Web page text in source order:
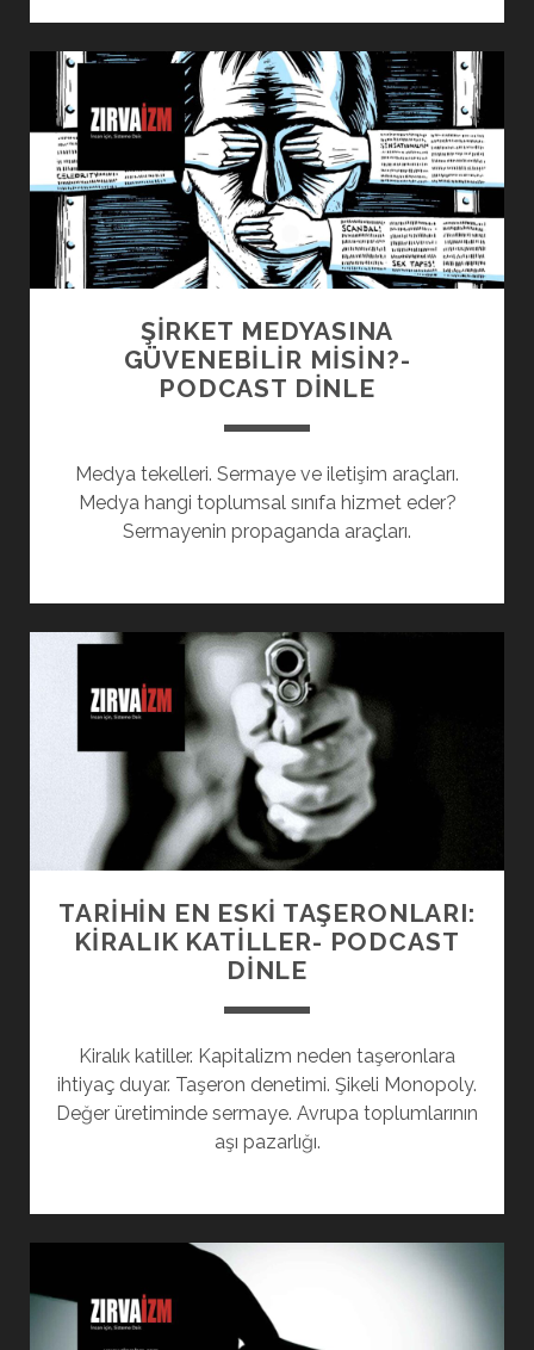
ŞİRKET MEDYASINA
GÜVENEBİLİR MİSİN?-
PODCAST DINLE
Medya tekelleri. Sermaye ve iletişim araçları.
Medya hangi toplumsal sınıfa hizmet eder?
Sermayenin propaganda araçları.
TARİHİN EN ESKİ TAŞERONLARI:
KİRALIK KATİLLER- PODCAST
DINLE
Kiralık katiller. Kapitalizm neden taşeronlara
ihtiyaç duyar. Taşeron denetimi. Şikeli Monopoly.
Değer üretiminde sermaye. Avrupa toplumlarının
aşı pazarlığı.